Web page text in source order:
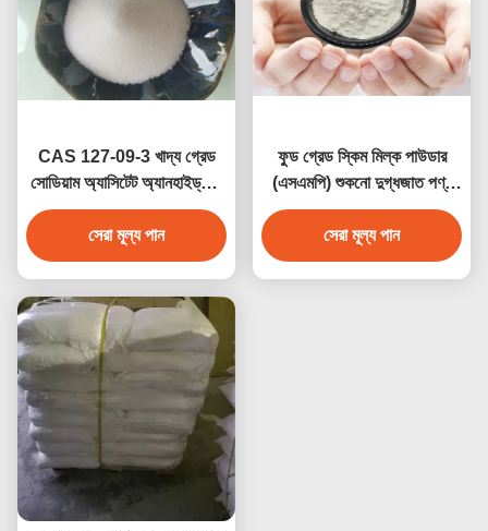
CAS 127-09-3 খাদ্য গ্রেড
সোডিয়াম অ্যাসিটেট অ্যানহাইড্রাস/
এসিটিক এসিড সোডিয়াম লবণ
ইনজেকশনযোগ্য
সেরা মূল্য পান
ফুড গ্রেড স্কিম মিল্ক পাউডার
(এসএমপি) শুকনো দুগ্ধজাত পণ্য
স্কিমড মিল্ক পাউডার ফর ক্রিম
(আশতা)
সেরা মূল্য পান